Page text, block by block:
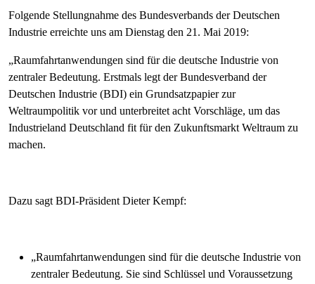
Folgende Stellungnahme des Bundesverbands der Deutschen
Industrie erreichte uns am Dienstag den 21. Mai 2019:
„Raumfahrtanwendungen sind für die deutsche Industrie von
zentraler Bedeutung. Erstmals legt der Bundesverband der
Deutschen Industrie (BDI) ein Grundsatzpapier zur
Weltraumpolitik vor und unterbreitet acht Vorschläge, um das
Industrieland Deutschland fit für den Zukunftsmarkt Weltraum zu
machen.
Dazu sagt BDI-Präsident Dieter Kempf:
„Raumfahrtanwendungen sind für die deutsche Industrie von
zentraler Bedeutung. Sie sind Schlüssel und Voraussetzung